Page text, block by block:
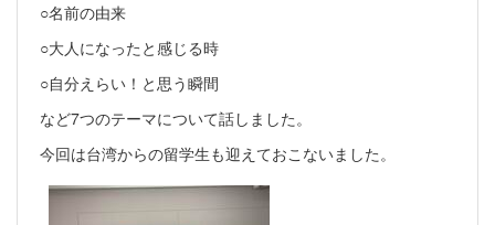
○名前の由来
○大人になったと感じる時
○自分えらい！と思う瞬間
など7つのテーマについて話しました。
今回は台湾からの留学生も迎えておこないました。